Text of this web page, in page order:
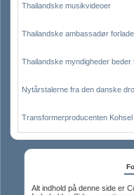
Thailandske musikvideoer
Thailandske ambassadør
Thailandske myndigheder
Nytårstalerne fra den danske
Transformerproducenten
Alt indhold på denne side er